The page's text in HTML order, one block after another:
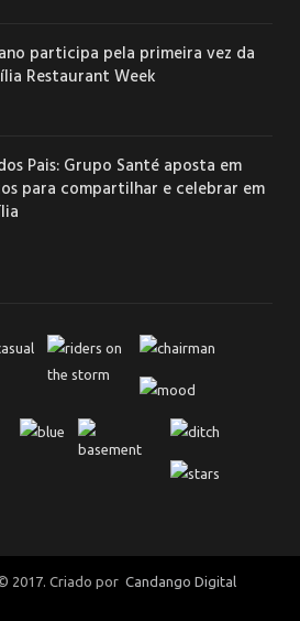
participa pela primeira vez da
Restaurant Week
Pais: Grupo Santé aposta em
para compartilhar e celebrar em
2017. Criado por Candango Digital